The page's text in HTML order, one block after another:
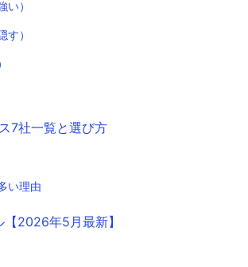
）
）
7社一覧と選び方
い理由
2026年5月最新】